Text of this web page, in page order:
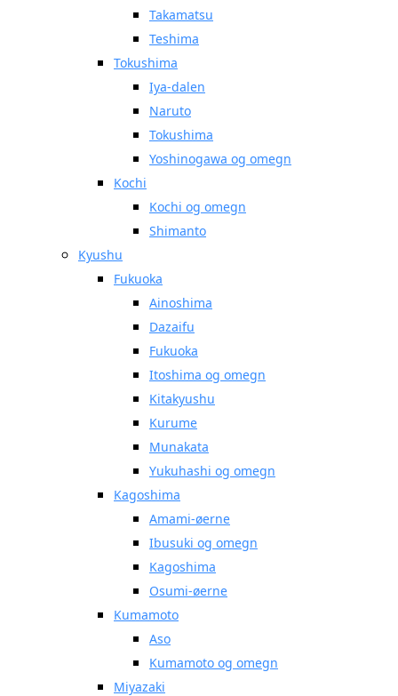
Takamatsu
Teshima
Tokushima
Iya-dalen
Naruto
Tokushima
Yoshinogawa og omegn
Kochi
Kochi og omegn
Shimanto
Kyushu
Fukuoka
Ainoshima
Dazaifu
Fukuoka
Itoshima og omegn
Kitakyushu
Kurume
Munakata
Yukuhashi og omegn
Kagoshima
Amami-øerne
Ibusuki og omegn
Kagoshima
Osumi-øerne
Kumamoto
Aso
Kumamoto og omegn
Miyazaki